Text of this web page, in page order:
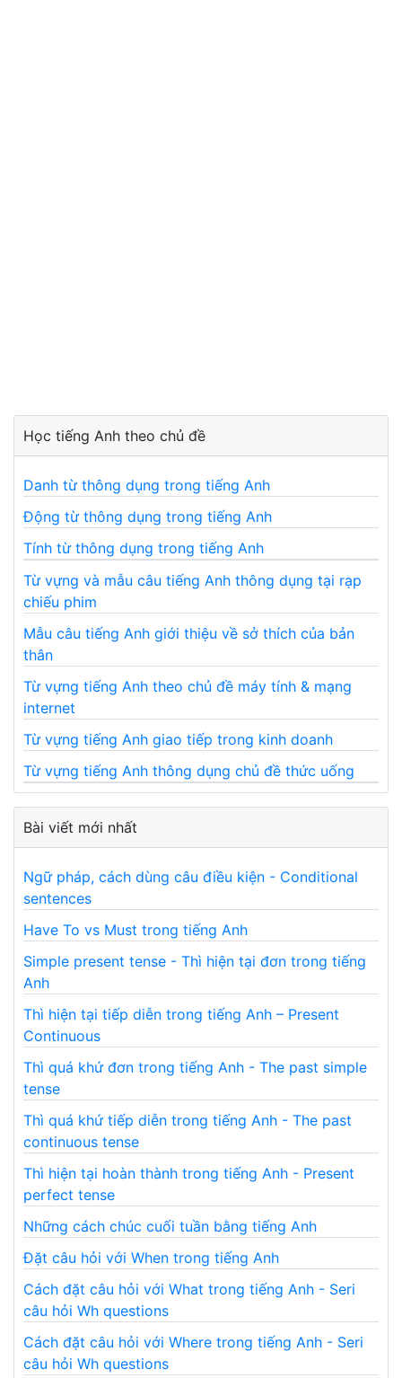
Học tiếng Anh theo chủ đề
Danh từ thông dụng trong tiếng Anh
Động từ thông dụng trong tiếng Anh
Tính từ thông dụng trong tiếng Anh
Từ vựng và mẫu câu tiếng Anh thông dụng tại rạp
chiếu phim
Mẫu câu tiếng Anh giới thiệu về sở thích của bản
thân
Từ vựng tiếng Anh theo chủ đề máy tính & mạng
internet
Từ vựng tiếng Anh giao tiếp trong kinh doanh
Từ vựng tiếng Anh thông dụng chủ đề thức uống
Bài viết mới nhất
Ngữ pháp, cách dùng câu điều kiện - Conditional
sentences
Have To vs Must trong tiếng Anh
Simple present tense - Thì hiện tại đơn trong tiếng
Anh
Thì hiện tại tiếp diễn trong tiếng Anh – Present
Continuous
Thì quá khứ đơn trong tiếng Anh - The past simple
tense
Thì quá khứ tiếp diễn trong tiếng Anh - The past
continuous tense
Thì hiện tại hoàn thành trong tiếng Anh - Present
perfect tense
Những cách chúc cuối tuần bằng tiếng Anh
Đặt câu hỏi với When trong tiếng Anh
Cách đặt câu hỏi với What trong tiếng Anh - Seri
câu hỏi Wh questions
Cách đặt câu hỏi với Where trong tiếng Anh - Seri
câu hỏi Wh questions